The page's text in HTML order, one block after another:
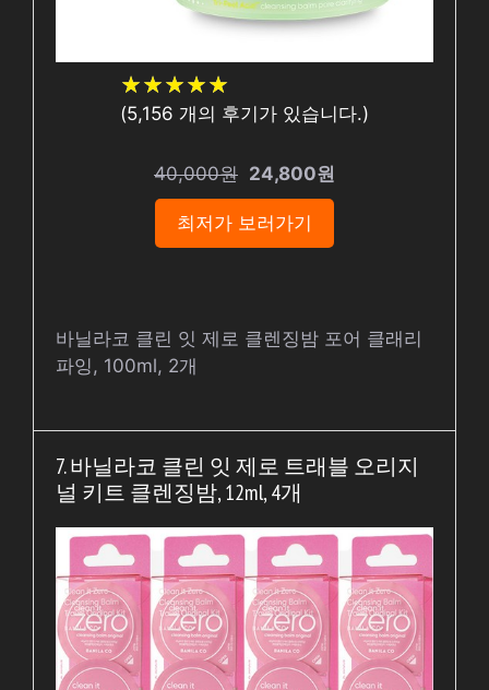
★★★★★
★★★★★
(5,156 개의 후기가 있습니다.)
40,000원 24,800원
최저가 보러가기
바닐라코 클린 잇 제로 클렌징밤 포어 클래리
파잉, 100ml, 2개
7. 바닐라코 클린 잇 제로 트래블 오리지
널 키트 클렌징밤, 12ml, 4개